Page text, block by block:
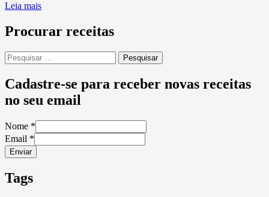
Leia mais
Procurar receitas
Pesquisar
por:
Cadastre-se para receber novas receitas
no seu email
Nome *
Email *
Enviar
Tags